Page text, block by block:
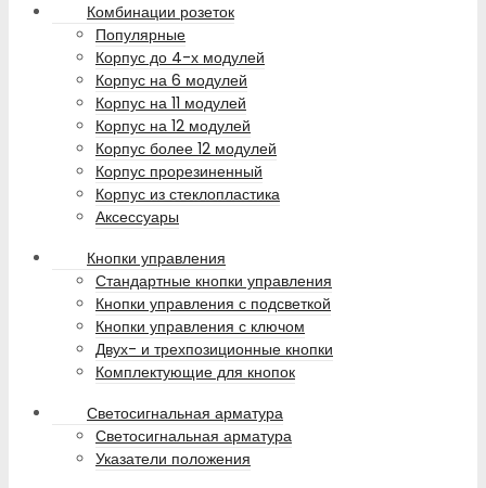
Комбинации розеток
Популярные
Корпус до 4-х модулей
Корпус на 6 модулей
Корпус на 11 модулей
Корпус на 12 модулей
Корпус более 12 модулей
Корпус прорезиненный
Корпус из стеклопластика
Аксессуары
Кнопки управления
Стандартные кнопки управления
Кнопки управления с подсветкой
Кнопки управления с ключом
Двух- и трехпозиционные кнопки
Комплектующие для кнопок
Светосигнальная арматура
Светосигнальная арматура
Указатели положения